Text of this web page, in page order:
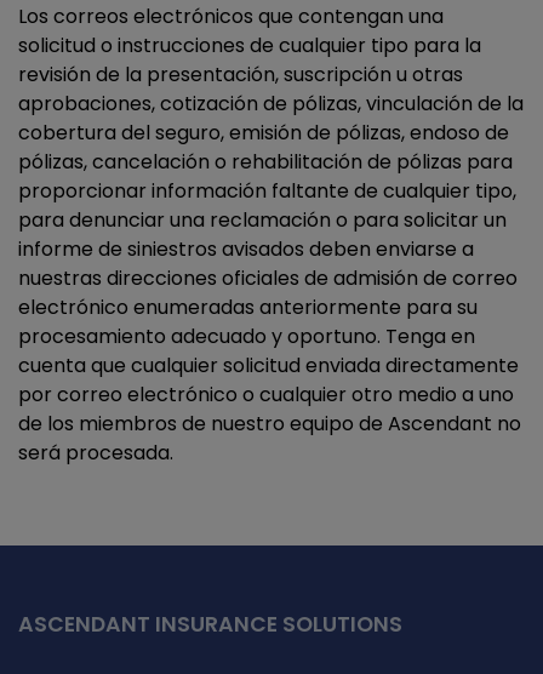
Los correos electrónicos que contengan una
solicitud o instrucciones de cualquier tipo para la
revisión de la presentación, suscripción u otras
aprobaciones, cotización de pólizas, vinculación de la
cobertura del seguro, emisión de pólizas, endoso de
pólizas, cancelación o rehabilitación de pólizas para
proporcionar información faltante de cualquier tipo,
para denunciar una reclamación o para solicitar un
informe de siniestros avisados deben enviarse a
nuestras direcciones oficiales de admisión de correo
electrónico enumeradas anteriormente para su
procesamiento adecuado y oportuno. Tenga en
cuenta que cualquier solicitud enviada directamente
por correo electrónico o cualquier otro medio a uno
de los miembros de nuestro equipo de Ascendant no
será procesada.
ASCENDANT INSURANCE SOLUTIONS